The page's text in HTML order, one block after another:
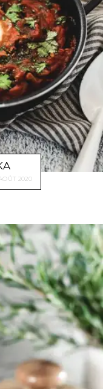
2020